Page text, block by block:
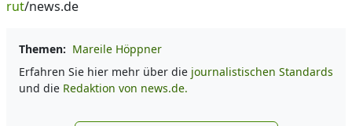
rut/news.de
Themen: Mareile Höppner
Erfahren Sie hier mehr über die journalistischen Standards
und die Redaktion von news.de.